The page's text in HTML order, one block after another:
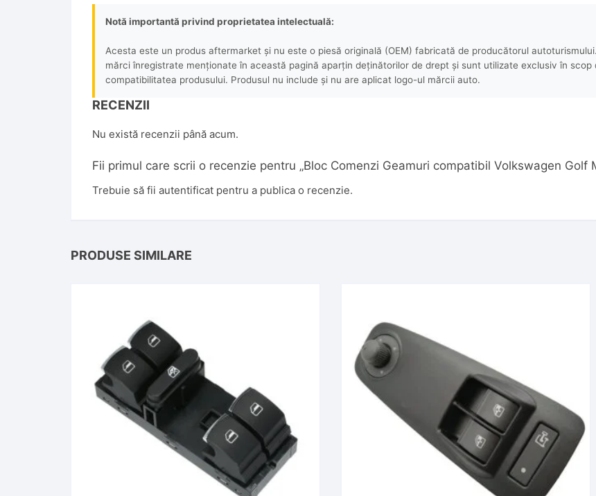
Notă importantă privind proprietatea intelectuală:
Acesta este un produs aftermarket și nu este o piesă originală (OEM) fabricată de producătorul
mărci înregistrate menționate în această pagină aparțin deținătorilor de drept și sunt utilizate exclusiv în
compatibilitatea produsului. Produsul nu include și nu are aplicat logo-ul mărcii auto.
RECENZII
Nu există recenzii până acum.
Fii primul care scrii o recenzie pentru „Bloc Comenzi Geamuri compatibil Volkswagen Golf
Trebuie să fii autentificat pentru a publica o recenzie.
PRODUSE SIMILARE